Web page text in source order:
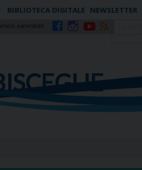
sacerdote
BIBLIOTECA DIGITALE NEWSLETTER